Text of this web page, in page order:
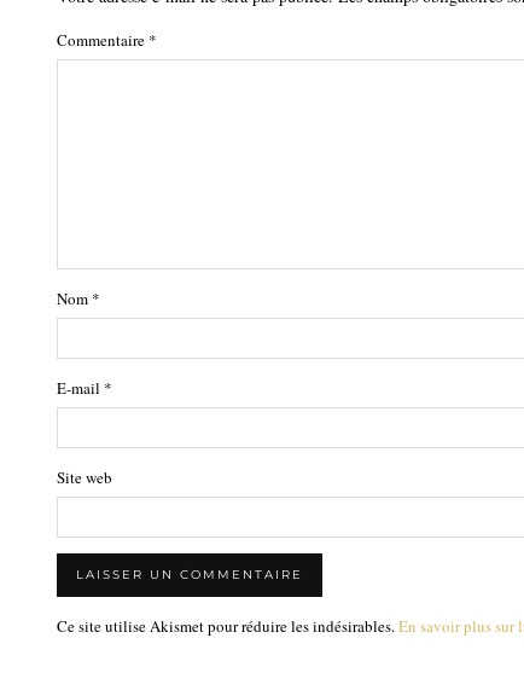
Commentaire *
Nom *
E-mail *
Site web
Ce site utilise Akismet pour réduire les indésirables. En savoir plus sur